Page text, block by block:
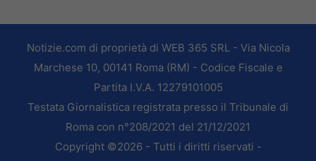
Notizie.com di proprietà di WEB 365 SRL - Via Nicola
Marchese 10, 00141 Roma (RM) - Codice Fiscale e
Partita I.V.A. 12279101005
Testata Giornalistica registrata presso il Tribunale di
Roma con n°208/2021 del 21/12/2021
Copyright ©2026 - Tutti i diritti riservati -